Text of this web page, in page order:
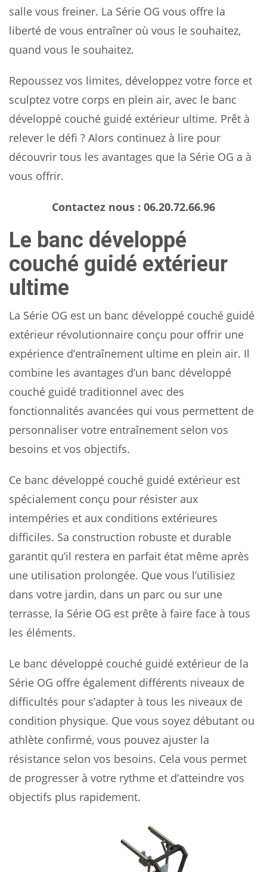
salle vous freiner. La Série OG vous offre la
liberté de vous entraîner où vous le souhaitez,
quand vous le souhaitez.
Repoussez vos limites, développez votre force et
sculptez votre corps en plein air, avec le banc
développé couché guidé extérieur ultime. Prêt à
relever le défi ? Alors continuez à lire pour
découvrir tous les avantages que la Série OG a à
vous offrir.
Contactez nous : 06.20.72.66.96
Le banc développé
couché guidé extérieur
ultime
La Série OG est un banc développé couché guidé
extérieur révolutionnaire conçu pour offrir une
expérience d’entraînement ultime en plein air. Il
combine les avantages d’un banc développé
couché guidé traditionnel avec des
fonctionnalités avancées qui vous permettent de
personnaliser votre entraînement selon vos
besoins et vos objectifs.
Ce banc développé couché guidé extérieur est
spécialement conçu pour résister aux
intempéries et aux conditions extérieures
difficiles. Sa construction robuste et durable
garantit qu’il restera en parfait état même après
une utilisation prolongée. Que vous l’utilisiez
dans votre jardin, dans un parc ou sur une
terrasse, la Série OG est prête à faire face à tous
les éléments.
Le banc développé couché guidé extérieur de la
Série OG offre également différents niveaux de
difficultés pour s’adapter à tous les niveaux de
condition physique. Que vous soyez débutant ou
athlète confirmé, vous pouvez ajuster la
résistance selon vos besoins. Cela vous permet
de progresser à votre rythme et d’atteindre vos
objectifs plus rapidement.